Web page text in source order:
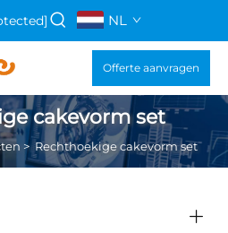
NL
Offerte aanvragen
cakevorm set
>Rechthoekige cakevorm set